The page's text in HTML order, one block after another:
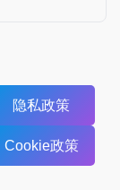
隐私政策
Cookie政策